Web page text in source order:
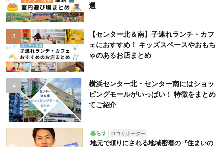
選
【センター北＆南】子連れランチ・カフ
ェにおすすめ！ キッズスペースやおもち
ゃのあるお店まとめ
横浜センター北・センター南にはショッ
ピングモールがいっぱい！ 特徴をまとめ
てご紹介
暮らす ロコサポーター
地元で頼りにされる地域密着の『住まいの